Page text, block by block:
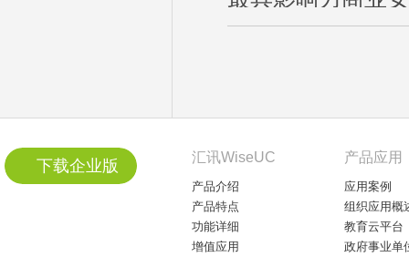
下载企业版 汇讯WiseUC
产品介绍
产品特点
功能详细
增值应用
产品应用
应用案例
组织应用概
教育云平台
政府事业单